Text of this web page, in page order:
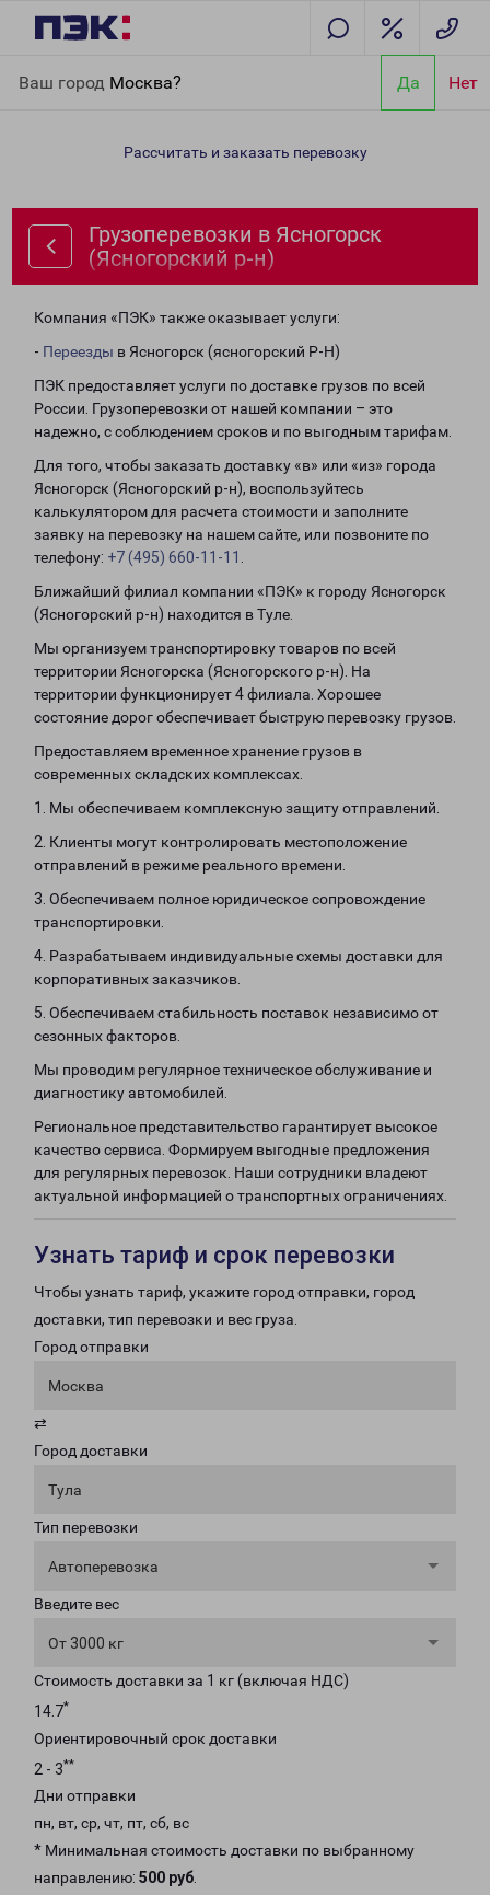
Ваш город Москва? Да Нет
(Ясногорский р-н)
Рассчитать и заказать перевозку
Грузоперевозки в Ясногорск
(Ясногорский р-н)
Компания «ПЭК» также оказывает услуги:
- Переезды в Ясногорск (ясногорский Р-Н)
ПЭК предоставляет услуги по доставке грузов по всей
России. Грузоперевозки от нашей компании – это
надежно, с соблюдением сроков и по выгодным тарифам.
Для того, чтобы заказать доставку «в» или «из» города
Ясногорск (Ясногорский р-н), воспользуйтесь
калькулятором для расчета стоимости и заполните
заявку на перевозку на нашем сайте, или позвоните по
телефону: +7 (495) 660-11-11
Ближайший филиал компании «ПЭК» к городу Ясногорск
(Ясногорский р-н) находится в Туле.
Мы организуем транспортировку товаров по всей
территории Ясногорска (Ясногорского р-н). На
территории функционирует 4 филиала. Хорошее
состояние дорог обеспечивает быструю перевозку грузов.
Предоставляем временное хранение грузов в
современных складских комплексах.
1. Мы обеспечиваем комплексную защиту отправлений.
2. Клиенты могут контролировать местоположение
отправлений в режиме реального времени.
3. Обеспечиваем полное юридическое сопровождение
транспортировки.
4. Разрабатываем индивидуальные схемы доставки для
корпоративных заказчиков.
5. Обеспечиваем стабильность поставок независимо от
сезонных факторов.
Мы проводим регулярное техническое обслуживание и
диагностику автомобилей.
Региональное представительство гарантирует высокое
качество сервиса. Формируем выгодные предложения
для регулярных перевозок. Наши сотрудники владеют
актуальной информацией о транспортных ограничениях.
Узнать тариф и срок перевозки
Чтобы узнать тариф, укажите город отправки, город
доставки, тип перевозки и вес груза.
Город отправки
Москва
⇄
Город доставки
Тула
Тип перевозки
Автоперевозка
Введите вес
От 3000 кг
Стоимость доставки за 1 кг (включая НДС)
14.7*
Ориентировочный срок доставки
2 - 3**
Дни отправки
пн, вт, ср, чт, пт, сб, вс
* Минимальная стоимость доставки по выбранному
направлению: 500 руб.